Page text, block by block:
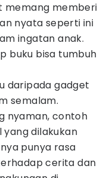
memang memberi
nyata seperti ini
ingatan anak.
buku bisa tumbuh
daripada gadget
semalam.
nyaman, contoh
yang dilakukan
punya rasa
cerita dan